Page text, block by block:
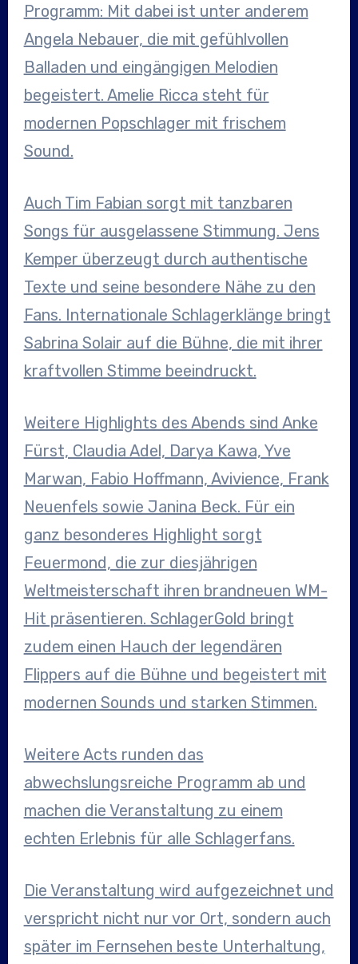
Programm: Mit dabei ist unter anderem
Angela Nebauer, die mit gefühlvollen
Balladen und eingängigen Melodien
begeistert. Amelie Ricca steht für
modernen Popschlager mit frischem
Sound.
Auch Tim Fabian sorgt mit tanzbaren
Songs für ausgelassene Stimmung. Jens
Kemper überzeugt durch authentische
Texte und seine besondere Nähe zu den
Fans. Internationale Schlagerklänge bringt
Sabrina Solair auf die Bühne, die mit ihrer
kraftvollen Stimme beeindruckt.
Weitere Highlights des Abends sind Anke
Fürst, Claudia Adel, Darya Kawa, Yve
Marwan, Fabio Hoffmann, Avivience, Frank
Neuenfels sowie Janina Beck. Für ein
ganz besonderes Highlight sorgt
Feuermond, die zur diesjährigen
Weltmeisterschaft ihren brandneuen WM-
Hit präsentieren. SchlagerGold bringt
zudem einen Hauch der legendären
Flippers auf die Bühne und begeistert mit
modernen Sounds und starken Stimmen.
Weitere Acts runden das
abwechslungsreiche Programm ab und
machen die Veranstaltung zu einem
echten Erlebnis für alle Schlagerfans.
Die Veranstaltung wird aufgezeichnet und
verspricht nicht nur vor Ort, sondern auch
später im Fernsehen beste Unterhaltung,